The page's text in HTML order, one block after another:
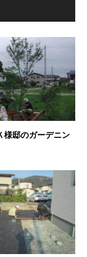
様邸のガーデニン